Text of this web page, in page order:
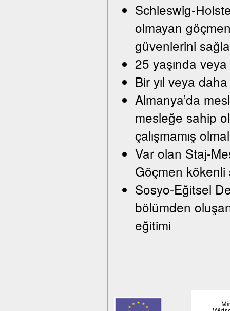
Schleswig-
olmayan
güvenlerini
25 yaşında
Bir yıl veya
Almanya’da
mesleğe sahip
çalışmamış
Var olan Staj-
Göçmen
Sosyo-Eğitsel
bölümden
eğitimi